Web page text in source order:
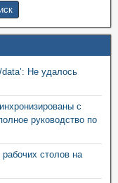
Не удалось
с
руководство по
столов на